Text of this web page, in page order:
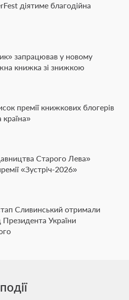
діятиме благодійна
запрацював у новому
книжка зі знижкою
премії книжкових блогерів
Старого Лева»
«Зустріч-2026»
Сливинський отримали
України